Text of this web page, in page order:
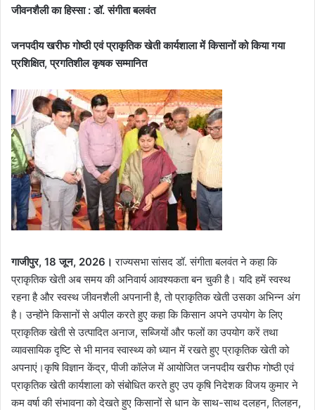
जीवनशैली का हिस्सा : डॉ. संगीता बलवंत
जनपदीय खरीफ गोष्ठी एवं प्राकृतिक खेती कार्यशाला में किसानों को किया गया
प्रशिक्षित, प्रगतिशील कृषक सम्मानित
गाजीपुर, 18 जून, 2026। राज्यसभा सांसद डॉ. संगीता बलवंत ने कहा कि
प्राकृतिक खेती अब समय की अनिवार्य आवश्यकता बन चुकी है। यदि हमें स्वस्थ
रहना है और स्वस्थ जीवनशैली अपनानी है, तो प्राकृतिक खेती उसका अभिन्न अंग
है। उन्होंने किसानों से अपील करते हुए कहा कि किसान अपने उपयोग के लिए
प्राकृतिक खेती से उत्पादित अनाज, सब्जियों और फलों का उपयोग करें तथा
व्यावसायिक दृष्टि से भी मानव स्वास्थ्य को ध्यान में रखते हुए प्राकृतिक खेती को
अपनाएं।कृषि विज्ञान केंद्र, पीजी कॉलेज में आयोजित जनपदीय खरीफ गोष्ठी एवं
प्राकृतिक खेती कार्यशाला को संबोधित करते हुए उप कृषि निदेशक विजय कुमार ने
कम वर्षा की संभावना को देखते हुए किसानों से धान के साथ-साथ दलहन, तिलहन,